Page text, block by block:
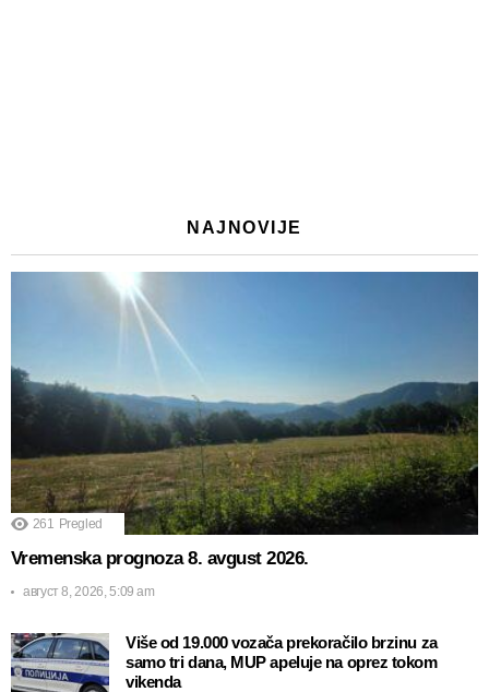
NAJNOVIJE
261 Pregled
Vremenska prognoza 8. avgust 2026.
август 8, 2026, 5:09 am
Više od 19.000 vozača prekoračilo brzinu za
samo tri dana, MUP apeluje na oprez tokom
vikenda